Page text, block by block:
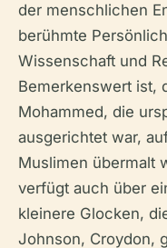
der menschlichen
berühmte
Wissenschaft und
Bemerkenswert ist,
Mohammed, die
ausgerichtet war,
Muslimen übermalt
verfügt auch über
kleinere Glocken,
Johnson, Croydon,